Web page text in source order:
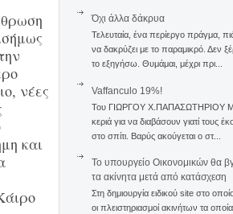
νέες
και
Όχι άλλα δάκρυα
Τελευταία, ένα περίεργο πράγμα,
να δακρύζει με το παραμικρό. Δεν
το εξηγήσω. Θυμάμαι, μέχρι πρι...
Vaffanculo 19%!
Του ΓΙΩΡΓΟΥ Χ.ΠΑΠΑΣΩΤΗΡΙΟΥ
κεριά για να διαβάσουν γιατί τους
στο σπίτι. Βαρύς ακούγεται ο στ...
To υπουργείο Οικονομικών θα
τα ακίνητα μετά από κατάσχεση
Στη δημιουργία ειδικού site στο
οι πλειστηριασμοί ακινήτων τα